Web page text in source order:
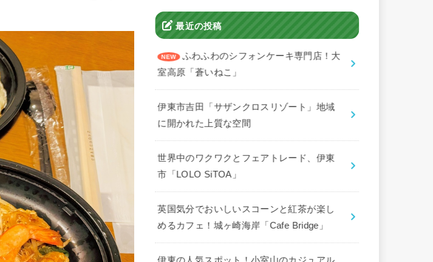
最近の投稿
ふわふわのシフォンケーキ専門店！大
室高原「蒼いねこ」
伊東市吉田「サザンクロスリゾート」地域
に開かれた上質な空間
世界中のワクワクとフェアトレード、伊東
市「LOLO SiTOA」
英国気分でおいしいスコーンと紅茶が楽し
めるカフェ！城ヶ崎海岸「Cafe Bridge」
伊東の人気スポット！小室山のカジュアル